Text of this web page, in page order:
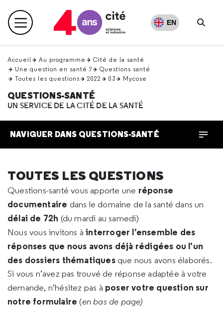
en
haut Menu principal EN
Accueil Au programme
Cité de la santé
Une question en santé ?
Questions santé
Toutes les questions
2022 03 Mycose
QUESTIONS-SANTÉ
UN SERVICE DE LA CITÉ DE LA SANTÉ
NAVIGUER DANS QUESTIONS-SANTÉ
TOUTES LES QUESTIONS
Questions-santé vous apporte une réponse
documentaire dans le domaine de la santé dans un
délai de 72h (du mardi au samedi)
Nous vous invitons àinterroger l’ensemble des
réponses que nous avons déjà rédigées ou l’un
des dossiers thématiques que nous avons élaborés.
Si vous n’avez pas trouvé de réponse adaptée à votre
demande, n’hésitez pas à poser votre question sur
notre formulaire (en bas de page)